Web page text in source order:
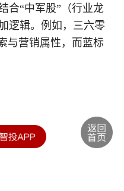
合“中军股”（行业龙
逻辑。例如，三六零
与营销属性，而蓝标